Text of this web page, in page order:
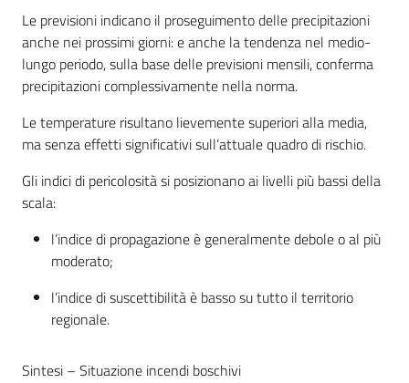
Le previsioni indicano il proseguimento delle precipitazioni
anche nei prossimi giorni: e anche la tendenza nel medio-
lungo periodo, sulla base delle previsioni mensili, conferma
precipitazioni complessivamente nella norma.
Le temperature risultano lievemente superiori alla media,
ma senza effetti significativi sull’attuale quadro di rischio.
Gli indici di pericolosità si posizionano ai livelli più bassi della
scala:
l’indice di propagazione è generalmente debole o al più
moderato;
l’indice di suscettibilità è basso su tutto il territorio
regionale.
Sintesi – Situazione incendi boschivi